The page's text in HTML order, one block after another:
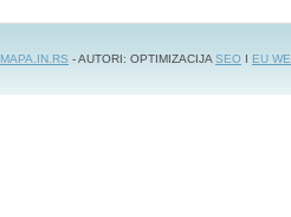
MAPA.IN.RS - AUTORI: OPTIMIZACIJA SEO I EU